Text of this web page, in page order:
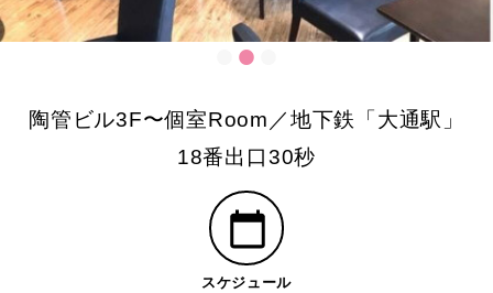
陶管ビル3F〜個室Room／地下鉄「大通駅」
18番出口30秒
スケジュール